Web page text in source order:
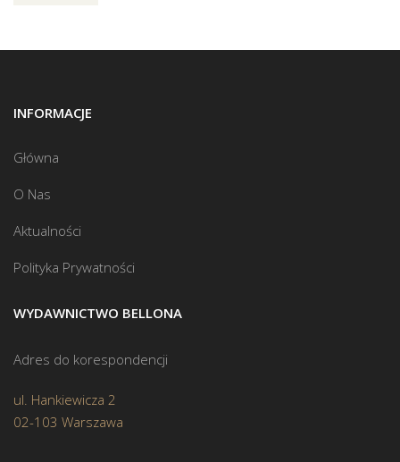
INFORMACJE
Główna
O Nas
Aktualności
Polityka Prywatności
WYDAWNICTWO BELLONA
Adres do korespondencji
ul. Hankiewicza 2
02-103 Warszawa